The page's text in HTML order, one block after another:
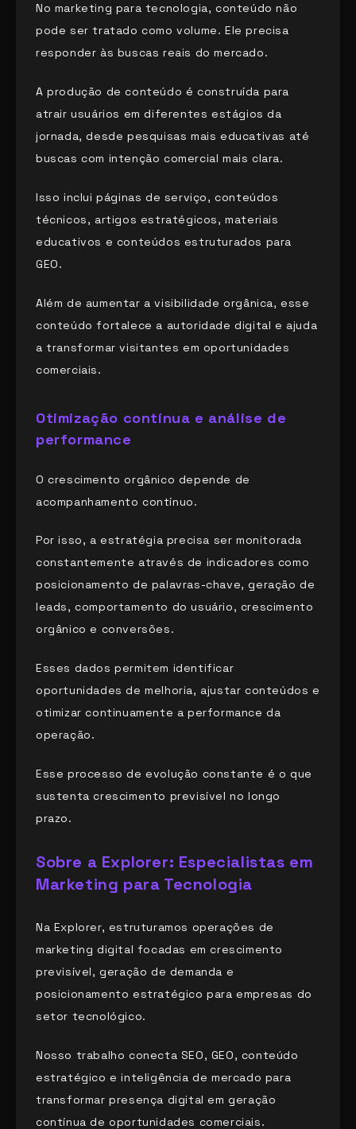
No marketing para tecnologia, conteúdo não
pode ser tratado como volume. Ele precisa
responder às buscas reais do mercado.
A produção de conteúdo é construída para
atrair usuários em diferentes estágios da
jornada, desde pesquisas mais educativas até
buscas com intenção comercial mais clara.
Isso inclui páginas de serviço, conteúdos
técnicos, artigos estratégicos, materiais
educativos e conteúdos estruturados para
GEO.
Além de aumentar a visibilidade orgânica, esse
conteúdo fortalece a autoridade digital e ajuda
a transformar visitantes em oportunidades
comerciais.
Otimização contínua e análise de
performance
O crescimento orgânico depende de
acompanhamento contínuo.
Por isso, a estratégia precisa ser monitorada
constantemente através de indicadores como
posicionamento de palavras-chave, geração de
leads, comportamento do usuário, crescimento
orgânico e conversões.
Esses dados permitem identificar
oportunidades de melhoria, ajustar conteúdos e
otimizar continuamente a performance da
operação.
Esse processo de evolução constante é o que
sustenta crescimento previsível no longo
prazo.
Sobre a Explorer: Especialistas em
Marketing para Tecnologia
Na Explorer, estruturamos operações de
marketing digital focadas em crescimento
previsível, geração de demanda e
posicionamento estratégico para empresas do
setor tecnológico.
Nosso trabalho conecta SEO, GEO, conteúdo
estratégico e inteligência de mercado para
transformar presença digital em geração
contínua de oportunidades comerciais.